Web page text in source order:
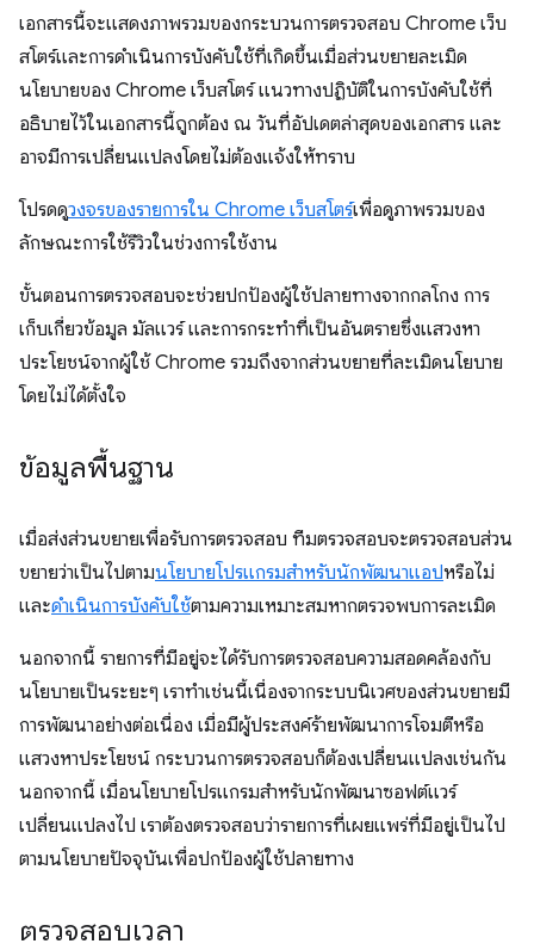
เอกสารนี้จะแสดงภาพรวมของกระบวนการตรวจสอบ Chrome เว็บ
สโตร์และการดำเนินการบังคับใช้ที่เกิดขึ้นเมื่อส่วนขยายละเมิด
นโยบายของ Chrome เว็บสโตร์ แนวทางปฏิบัติในการบังคับใช้ที่
อธิบายไว้ในเอกสารนี้ถูกต้อง ณ วันที่อัปเดตล่าสุดของเอกสาร และ
อาจมีการเปลี่ยนแปลงโดยไม่ต้องแจ้งให้ทราบ
โปรดดูวงจรของรายการใน Chrome เว็บสโตร์เพื่อดูภาพรวมของ
ลักษณะการใช้รีวิวในช่วงการใช้งาน
ขั้นตอนการตรวจสอบจะช่วยปกป้องผู้ใช้ปลายทางจากกลโกง การ
เก็บเกี่ยวข้อมูล มัลแวร์ และการกระทำที่เป็นอันตรายซึ่งแสวงหา
ประโยชน์จากผู้ใช้ Chrome รวมถึงจากส่วนขยายที่ละเมิดนโยบาย
โดยไม่ได้ตั้งใจ
ข้อมูลพื้นฐาน
เมื่อส่งส่วนขยายเพื่อรับการตรวจสอบ ทีมตรวจสอบจะตรวจสอบส่วน
ขยายว่าเป็นไปตามนโยบายโปรแกรมสำหรับนักพัฒนาแอปหรือไม่
และดำเนินการบังคับใช้ตามความเหมาะสมหากตรวจพบการละเมิด
นอกจากนี้ รายการที่มีอยู่จะได้รับการตรวจสอบความสอดคล้องกับ
นโยบายเป็นระยะๆ เราทำเช่นนี้เนื่องจากระบบนิเวศของส่วนขยายมี
การพัฒนาอย่างต่อเนื่อง เมื่อมีผู้ประสงค์ร้ายพัฒนาการโจมตีหรือ
แสวงหาประโยชน์ กระบวนการตรวจสอบก็ต้องเปลี่ยนแปลงเช่นกัน
นอกจากนี้ เมื่อนโยบายโปรแกรมสำหรับนักพัฒนาซอฟต์แวร์
เปลี่ยนแปลงไป เราต้องตรวจสอบว่ารายการที่เผยแพร่ที่มีอยู่เป็นไป
ตามนโยบายปัจจุบันเพื่อปกป้องผู้ใช้ปลายทาง
ตรวจสอบเวลา